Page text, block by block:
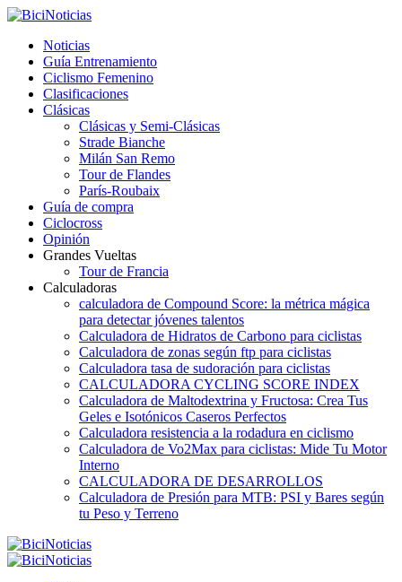
Noticias
Guía Entrenamiento
Ciclismo Femenino
Clasificaciones
Clásicas
Clásicas y Semi-Clásicas
Strade Bianche
Milán San Remo
Tour de Flandes
París-Roubaix
Guía de compra
Ciclocross
Opinión
Grandes Vueltas
Tour de Francia
Calculadoras
calculadora de Compound Score: la métrica mágica
para detectar jóvenes talentos
Calculadora de Hidratos de Carbono para ciclistas
Calculadora de zonas según ftp para ciclistas
Calculadora tasa de sudoración para ciclistas
CALCULADORA CYCLING SCORE INDEX
Calculadora de Maltodextrina y Fructosa: Crea Tus
Geles e Isotónicos Caseros Perfectos
Calculadora resistencia a la rodadura en ciclismo
Calculadora de Vo2Max para ciclistas: Mide Tu Motor
Interno
CALCULADORA DE DESARROLLOS
Calculadora de Presión para MTB: PSI y Bares según
tu Peso y Terreno